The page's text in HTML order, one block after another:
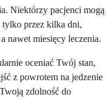
Niektórzy pacjenci mogą
tylko przez kilka dni,
nawet miesięcy leczenia.
oceniać Twój stan,
z powrotem na jedzenie
zdolność do